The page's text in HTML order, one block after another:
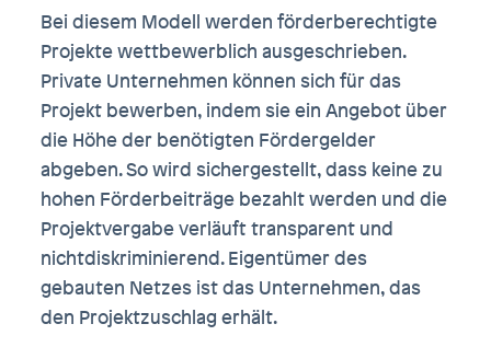
Bei diesem Modell werden förderberechtigte
Projekte wettbewerblich ausgeschrieben.
Private Unternehmen können sich für das
Projekt bewerben, indem sie ein Angebot über
die Höhe der benötigten Fördergelder
abgeben. So wird sichergestellt, dass keine zu
hohen Förderbeiträge bezahlt werden und die
Projektvergabe verläuft transparent und
nichtdiskriminierend. Eigentümer des
gebauten Netzes ist das Unternehmen, das
den Projektzuschlag erhält.